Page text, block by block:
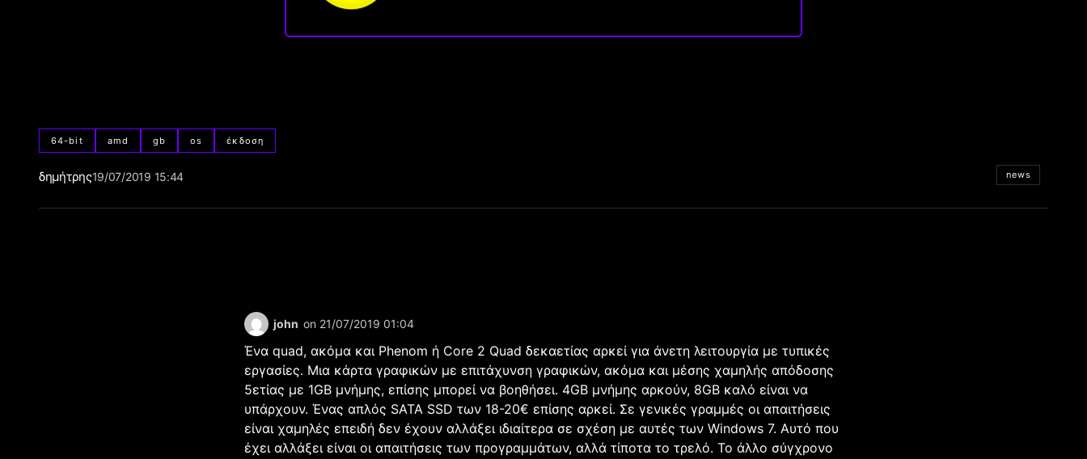
64-bit amd gb os έκδοση
δημήτρης19/07/2019 15:44 news
john on 21/07/2019 01:04
Ένα quad, ακόμα και Phenom ή Core 2 Quad δεκαετίας αρκεί για άνετη λειτουργία με τυπικές
εργασίες. Μια κάρτα γραφικών με επιτάχυνση γραφικών, ακόμα και μέσης χαμηλής απόδοσης
5ετίας με 1GB μνήμης, επίσης μπορεί να βοηθήσει. 4GB μνήμης αρκούν, 8GB καλό είναι να
υπάρχουν. Ένας απλός SATA SSD των 18-20€ επίσης αρκεί. Σε γενικές γραμμές οι απαιτήσεις
είναι χαμηλές επειδή δεν έχουν αλλάξει ιδιαίτερα σε σχέση με αυτές των Windows 7. Αυτό που
έχει αλλάξει είναι οι απαιτήσεις των προγραμμάτων, αλλά τίποτα το τρελό. Το άλλο σύγχρονο